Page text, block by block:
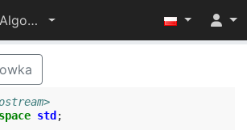
menu
Potyczki Algorytmiczne 2015
std ;